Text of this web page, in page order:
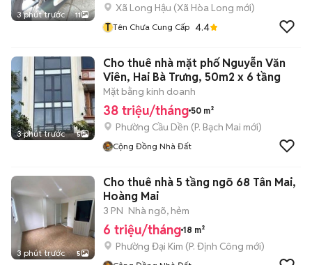
3 phút trước 11
Xã Long Hậu (Xã Hòa Long mới)
T Tên Chưa Cung Cấp 4.4
3 phút trước 5
Cho thuê nhà mặt phố Nguyễn Văn
Viên, Hai Bà Trưng, 50m2 x 6 tầng
Mặt bằng kinh doanh
38 triệu/tháng 50 m²
Phường Cầu Dền (P. Bạch Mai mới)
Cộng Đồng Nhà Đất
3 phút trước 5
Cho thuê nhà 5 tầng ngõ 68 Tân Mai,
Hoàng Mai
3 PN Nhà ngõ, hẻm
6 triệu/tháng 18 m²
Phường Đại Kim (P. Định Công mới)